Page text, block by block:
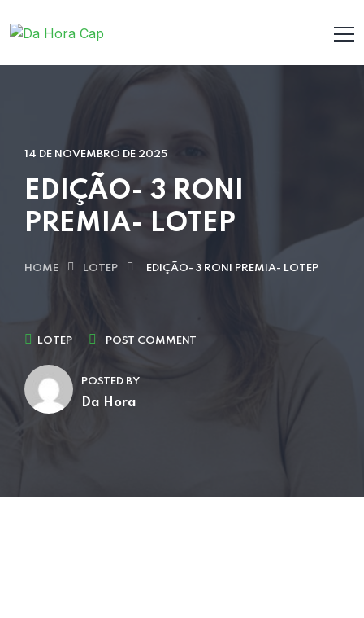
14 DE NOVEMBRO DE 2025
EDIÇÃO- 3 RONI
PREMIA- LOTEP
HOME LOTEP EDIÇÃO- 3 RONI PREMIA- LOTEP
LOTEP POST COMMENT
POSTED BY
Da Hora